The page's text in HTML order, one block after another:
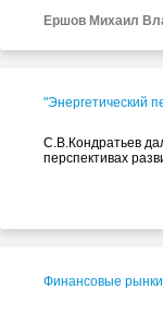
Ершов Михаил
"Энергетический
С.В.Кондратьев
перспективах
Финансовые